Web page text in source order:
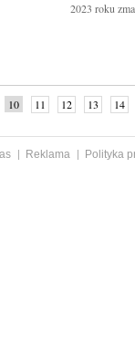
2023 roku
10 11 12 13 14
Reklama
Polityka